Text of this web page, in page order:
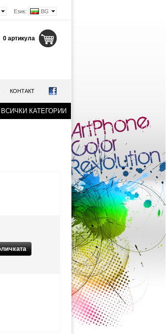
Език: BG
0 артикула
КОНТАКТ
ВСИЧКИ КАТЕГОРИИ